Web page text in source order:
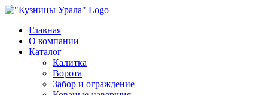
Skip
contentГлавная
О компании
Каталог
Калитка
Ворота
Забор и ограждение